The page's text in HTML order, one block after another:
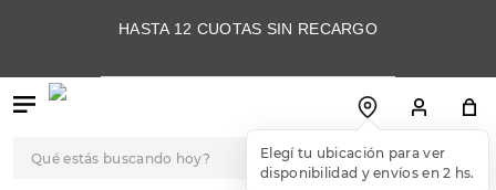
HASTA 12 CUOTAS SIN RECARGO
Elegí tu ubicación para ver
disponibilidad y envíos en 2 hs.